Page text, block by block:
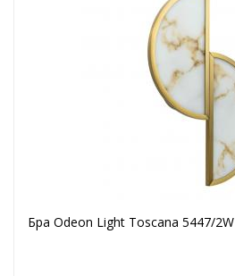
Бра Odeon Light Toscana 5447/2W